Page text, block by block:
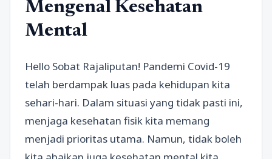
Mengenal Kesehatan
Mental
Hello Sobat Rajaliputan! Pandemi Covid-19
telah berdampak luas pada kehidupan kita
sehari-hari. Dalam situasi yang tidak pasti ini,
menjaga kesehatan fisik kita memang
menjadi prioritas utama. Namun, tidak boleh